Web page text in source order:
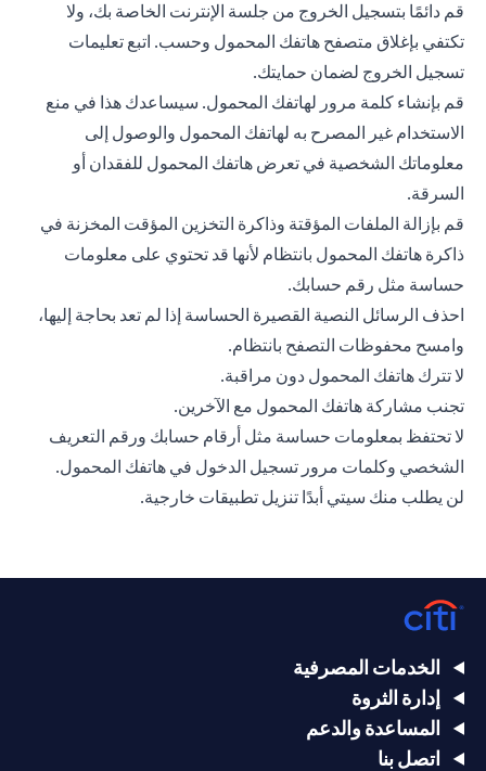
قم دائمًا بتسجيل الخروج من جلسة الإنترنت الخاصة بك، ولا
تكتفي بإغلاق متصفح هاتفك المحمول وحسب. اتبع تعليمات
تسجيل الخروج لضمان حمايتك.
قم بإنشاء كلمة مرور لهاتفك المحمول. سيساعدك هذا في منع
الاستخدام غير المصرح به لهاتفك المحمول والوصول إلى
معلوماتك الشخصية في تعرض هاتفك المحمول للفقدان أو
السرقة.
قم بإزالة الملفات المؤقتة وذاكرة التخزين المؤقت المخزنة في
ذاكرة هاتفك المحمول بانتظام لأنها قد تحتوي على معلومات
حساسة مثل رقم حسابك.
احذف الرسائل النصية القصيرة الحساسة إذا لم تعد بحاجة إليها،
وامسح محفوظات التصفح بانتظام.
لا تترك هاتفك المحمول دون مراقبة.
تجنب مشاركة هاتفك المحمول مع الآخرين.
لا تحتفظ بمعلومات حساسة مثل أرقام حسابك ورقم التعريف
الشخصي وكلمات مرور تسجيل الدخول في هاتفك المحمول.
لن يطلب منك سيتي أبدًا تنزيل تطبيقات خارجية.
الخدمات المصرفية
إدارة الثروة
المساعدة والدعم
اتصل بنا